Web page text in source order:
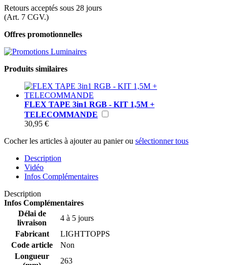
Retours acceptés sous 28 jours
(Art. 7 CGV.)
Offres promotionnelles
Produits similaires
FLEX TAPE 3in1 RGB - KIT 1,5M +
TELECOMMANDE
30,95 €
Cocher les articles à ajouter au panier ou sélectionner tous
Description
Vidéo
Infos Complémentaires
Description
Infos Complémentaires
Délai de
livraison
4 à 5 jours
Fabricant
LIGHTTOPPS
Code article
Non
Longueur
263